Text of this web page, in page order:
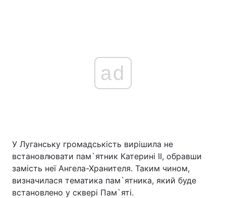
ad
У Луганську громадськість вирішила не
встановлювати пам`ятник Катерині ІІ, обравши
замість неї Ангела-Хранителя. Таким чином,
визначилася тематика пам`ятника, який буде
встановлено у сквері Пам`яті.